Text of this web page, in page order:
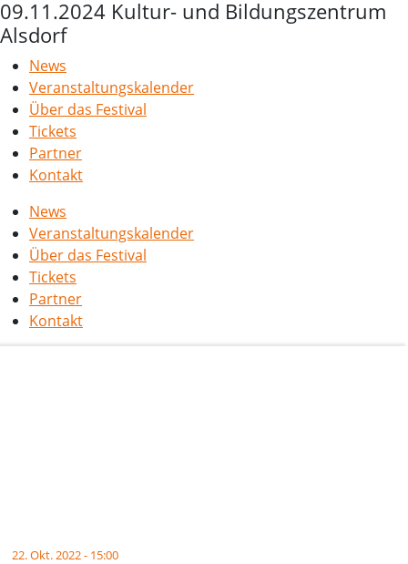
09.11.2024 Kultur- und Bildungszentrum
Alsdorf
News
Veranstaltungskalender
Über das Festival
Tickets
Partner
Kontakt
News
Veranstaltungskalender
Über das Festival
Tickets
Partner
Kontakt
22. Okt. 2022 - 15:00